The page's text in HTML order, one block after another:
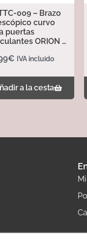
009 – Brazo
curvo
puertas
ORION –
€ IVA incluido
a la cesta